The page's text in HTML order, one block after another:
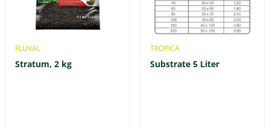
FLUVAL
Stratum, 2 kg
TROPICA
Substrate 5 Liter